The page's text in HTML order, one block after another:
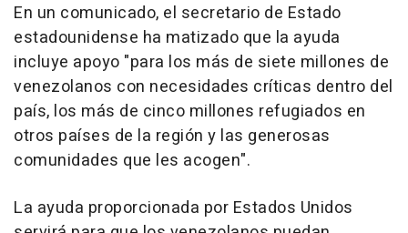
En un comunicado, el secretario de Estado
estadounidense ha matizado que la ayuda
incluye apoyo "para los más de siete millones de
venezolanos con necesidades críticas dentro del
país, los más de cinco millones refugiados en
otros países de la región y las generosas
comunidades que les acogen".
La ayuda proporcionada por Estados Unidos